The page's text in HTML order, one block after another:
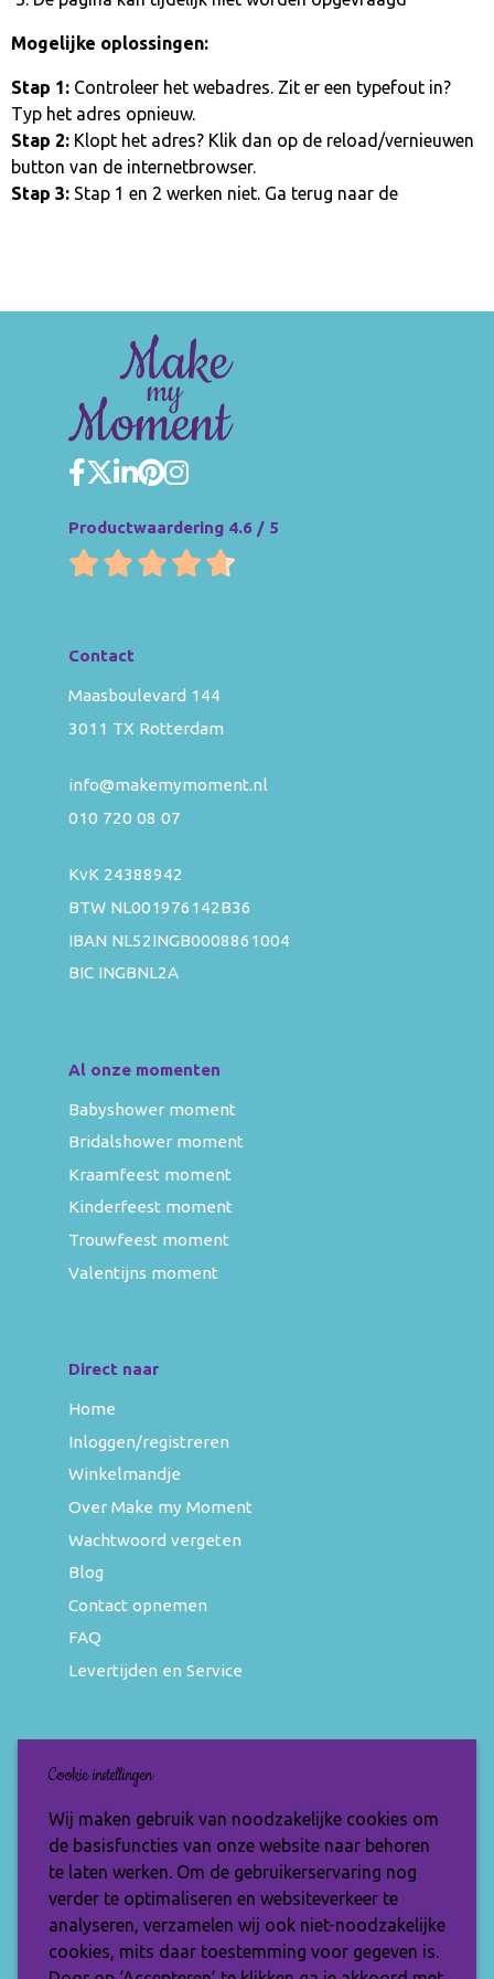
Mogelijke oplossingen:
Stap 1: Controleer het webadres. Zit er een typefout in?
Typ het adres opnieuw.
Stap 2: Klopt het adres? Klik dan op de reload/vernieuwen
button van de internetbrowser.
Stap 3: Stap 1 en 2 werken niet. Ga terug naar de
Productwaardering 4.6 / 5
Contact
Maasboulevard 144
3011 TX Rotterdam
info@makemymoment.nl
010 720 08 07
KvK 24388942
BTW NL001976142B36
IBAN NL52INGB0008861004
BIC INGBNL2A
Al onze momenten
Babyshower moment
Bridalshower moment
Kraamfeest moment
Kinderfeest moment
Trouwfeest moment
Valentijns moment
Direct naar
Home
Inloggen/registreren
Winkelmandje
Over Make my Moment
Wachtwoord vergeten
Blog
Contact opnemen
FAQ
Levertijden en Service
Nieuwsbrief
Wil jij op de hoogte blijven van de nieuwste
items en speciale aanbiedingen? Vul je e-
mailadres dan in en ontvang de Make My
Moment nieuwsbrief.
Cookie instellingen
Wij maken gebruik van noodzakelijke cookies om
de basisfuncties van onze website naar behoren
te laten werken. Om de gebruikerservaring nog
verder te optimaliseren en websiteverkeer te
analyseren, verzamelen wij ook niet-noodzakelijke
cookies, mits daar toestemming voor gegeven is.